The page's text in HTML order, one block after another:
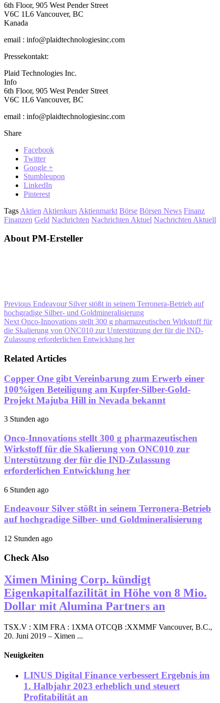
6th Floor, 905 West Pender Street
V6C 1L6 Vancouver, BC
Kanada
email : info@plaidtechnologiesinc.com
Pressekontakt:
Plaid Technologies Inc.
Info
6th Floor, 905 West Pender Street
V6C 1L6 Vancouver, BC
email : info@plaidtechnologiesinc.com
Share
Facebook
Twitter
Google +
Stumbleupon
LinkedIn
Pinterest
Tags Aktien Aktienkurs Aktienmarkt Börse Börsen News Finanz
Finanzen Geld Nachrichten Nachrichten Aktuel Nachrichten Aktuell
About PM-Ersteller
Previous Endeavour Silver stößt in seinem Terronera-Betrieb auf
hochgradige Silber- und Goldmineralisierung
Next Onco-Innovations stellt 300 g pharmazeutischen Wirkstoff für
die Skalierung von ONC010 zur Unterstützung der für die IND-
Zulassung erforderlichen Entwicklung her
Related Articles
Copper One gibt Vereinbarung zum Erwerb einer
100%igen Beteiligung am Kupfer-Silber-Gold-
Projekt Majuba Hill in Nevada bekannt
3 Stunden ago
Onco-Innovations stellt 300 g pharmazeutischen
Wirkstoff für die Skalierung von ONC010 zur
Unterstützung der für die IND-Zulassung
erforderlichen Entwicklung her
6 Stunden ago
Endeavour Silver stößt in seinem Terronera-Betrieb
auf hochgradige Silber- und Goldmineralisierung
12 Stunden ago
Check Also
Ximen Mining Corp. kündigt
Eigenkapitalfazilität in Höhe von 8 Mio.
Dollar mit Alumina Partners an
TSX.V : XIM FRA : 1XMA OTCQB :XXMMF Vancouver, B.C.,
20. Juni 2019 – Ximen ...
Neuigkeiten
LINUS Digital Finance verbessert Ergebnis im
1. Halbjahr 2023 erheblich und steuert
Profitabilität an